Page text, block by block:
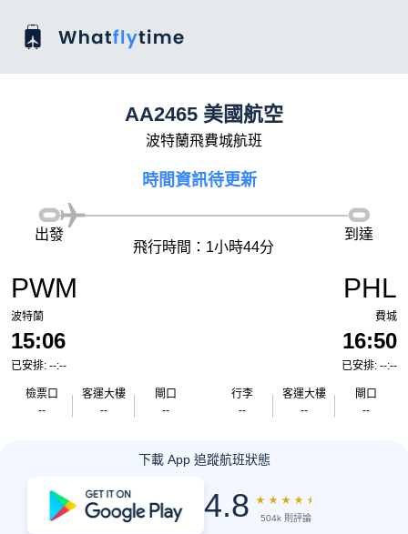
AA2465 美國航空
波特蘭飛費城航班
時間資訊待更新
PWM
波特蘭
15:06
已安排: --:--
檢票口
--
客運大樓
--
閘口
--
出發
飛行時間：1小時44分
到達
PHL
費城
16:50
已安排: --:--
行李
--
客運大樓
--
閘口
--
下載 App 追蹤航班狀態
4.8 ★ ★ ★ ★ ★
504k 則評論